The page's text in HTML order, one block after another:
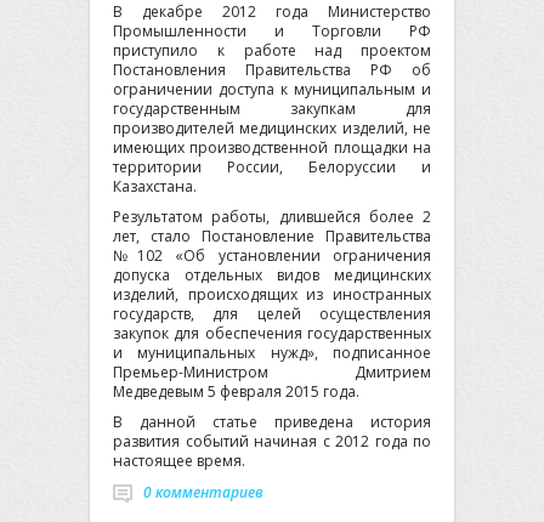
В декабре 2012 года Министерство
Промышленности и Торговли РФ
приступило к работе над проектом
Постановления Правительства РФ об
ограничении доступа к муниципальным и
государственным закупкам для
производителей медицинских изделий, не
имеющих производственной площадки на
территории России, Белоруссии и
Казахстана.
Результатом работы, длившейся более 2
лет, стало Постановление Правительства
№102 «Об установлении ограничения
допуска отдельных видов медицинских
изделий, происходящих из иностранных
государств, для целей осуществления
закупок для обеспечения государственных
и муниципальных нужд», подписанное
Премьер-Министром Дмитрием
Медведевым 5 февраля 2015 года.
В данной статье приведена история
развития событий начиная с 2012 года по
настоящее время.
0 комментариев